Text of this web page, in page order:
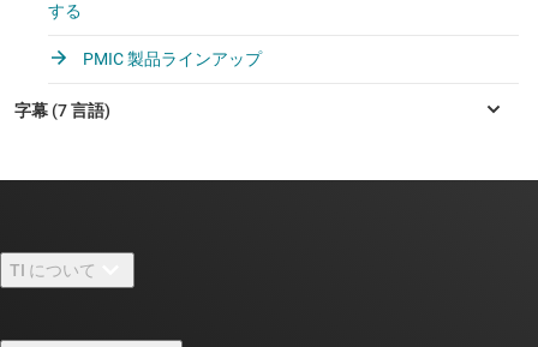
する
PMIC 製品ラインアップ
TI について